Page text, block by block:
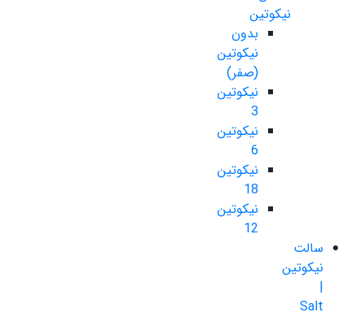
نیکوتین
بدون
نیکوتین
(صفر)
نیکوتین
3
نیکوتین
6
نیکوتین
18
نیکوتین
12
سالت
نیکوتین
|
Salt